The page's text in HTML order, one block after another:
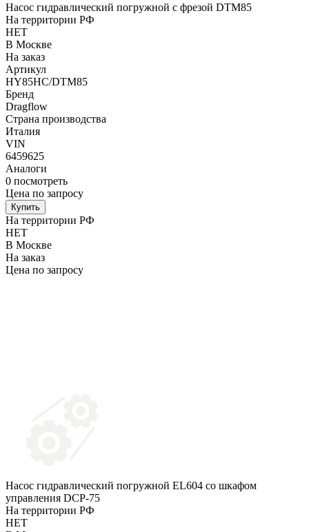
Насос гидравлический погружной c фрезой DTM85
На территории РФ
НЕТ
В Москве
На заказ
Артикул
HY85HC/DTM85
Бренд
Dragflow
Страна производства
Италия
VIN
6459625
Аналоги
0 посмотреть
Цена по запросу
Купить
На территории РФ
НЕТ
В Москве
На заказ
Цена по запросу
Насос гидравлический погружной EL604 со шкафом
управления DCP-75
На территории РФ
НЕТ